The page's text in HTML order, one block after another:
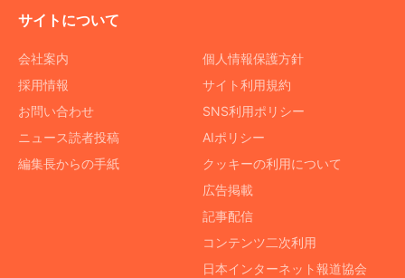
サイトについて
会社案内
採用情報
お問い合わせ
ニュース読者投稿
編集長からの手紙
個人情報保護方針
サイト利用規約
SNS利用ポリシー
AIポリシー
クッキーの利用について
広告掲載
記事配信
コンテンツ二次利用
日本インターネット報道協会